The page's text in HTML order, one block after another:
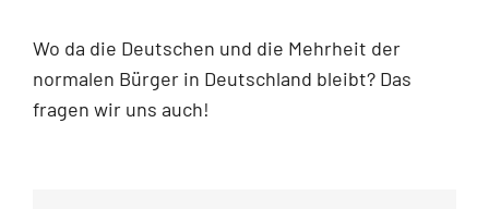
Wo da die Deutschen und die Mehrheit der
normalen Bürger in Deutschland bleibt? Das
fragen wir uns auch!